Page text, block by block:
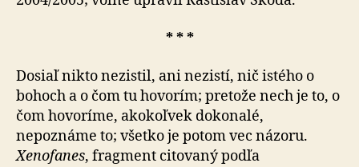
* * *
Dosiaľ nikto nezistil, ani nezistí, nič istého o
bohoch a o čom tu hovorím; pretože nech je to, o
čom hovoríme, akokoľvek dokonalé,
nepoznáme to; všetko je potom vec názoru.
Xenofanes, fragment citovaný podľa